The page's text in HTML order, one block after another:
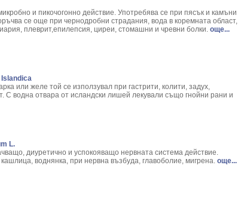
- Callisia Fragans
terrestris
Phaseolus Vulgaris L.
L.
helix L.
и пикочогонно действие. Употребява се при пясък и камъни
се още при чернодробни страдания, вода в коремната област,
плеврит,епилепсия, циреи, стомашни и чревни болки. още...
или желе той се използувал при гастрити, колити, задух,
С водна отвара от исландски лишей лекували също гнойни рани и
L.
диуретично и успокояващо нер­вната система действие.
воднянка, при нервна възбуда, главоболие, мигрена. още...